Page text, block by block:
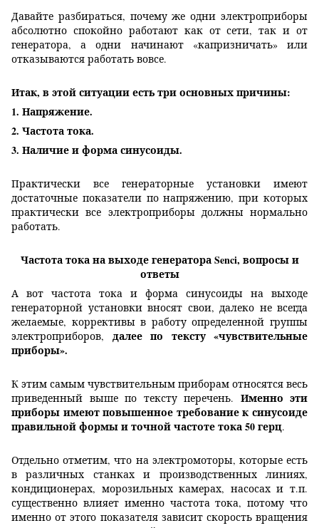
Давайте разбираться, почему же одни электроприборы
абсолютно спокойно работают как от сети, так и от
генератора, а одни начинают «капризничать» или
отказываются работать вовсе.
Итак, в этой ситуации есть три основных причины:
1. Напряжение.
2. Частота тока.
3. Наличие и форма синусоиды.
Практически все генераторные установки имеют
достаточные показатели по напряжению, при которых
практически все электроприборы должны нормально
работать.
Частота тока на выходе генератора Senci, вопросы и
ответы
А вот частота тока и форма синусоиды на выходе
генераторной установки вносят свои, далеко не всегда
желаемые, коррективы в работу определенной группы
электроприборов, далее по тексту «чувствительные
приборы».
К этим самым чувствительным приборам относятся весь
приведенный выше по тексту перечень. Именно эти
приборы имеют повышенное требование к синусоиде
правильной формы и точной частоте тока 50 герц.
Отдельно отметим, что на электромоторы, которые есть
в различных станках и производственных линиях,
кондиционерах, морозильных камерах, насосах и т.п.
существенно влияет именно частота тока, потому что
именно от этого показателя зависит скорость вращения